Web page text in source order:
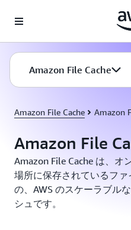
Amazon File Cache
Amazon File Cache Amazon
Amazon File
Amazon File Cache は、オ
場所に保存されているフ
の、AWS のスケーラブル
シュです。